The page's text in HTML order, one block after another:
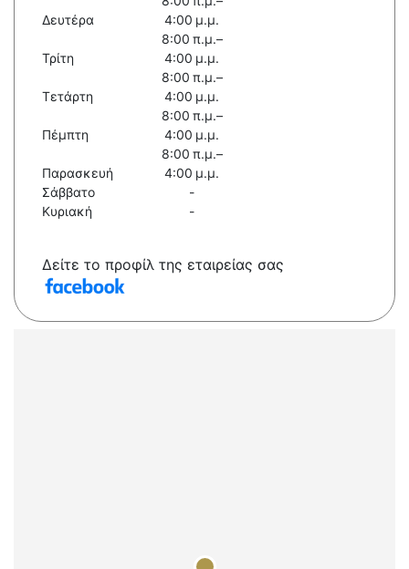
Δευτέρα
4:00 μ.μ.
Τρίτη
8:00 π.μ.–
4:00 μ.μ.
Τετάρτη
8:00 π.μ.–
4:00 μ.μ.
Πέμπτη
8:00 π.μ.–
4:00 μ.μ.
Παρασκευή
8:00 π.μ.–
4:00 μ.μ.
Σάββατο
-
Κυριακή
-
Δείτε το προφίλ της εταιρείας σας